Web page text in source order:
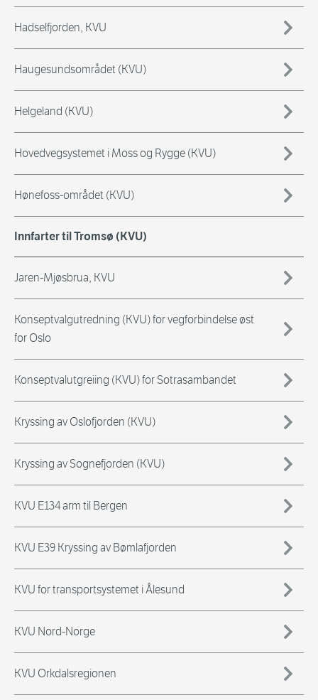
Hadselfjorden, KVU
Haugesundsområdet (KVU)
Helgeland (KVU)
Hovedvegsystemet i Moss og Rygge (KVU)
Hønefoss-området (KVU)
Innfarter til Tromsø (KVU)
Jaren-Mjøsbrua, KVU
Konseptvalgutredning (KVU) for vegforbindelse øst
for Oslo
Konseptvalutgreiing (KVU) for Sotrasambandet
Kryssing av Oslofjorden (KVU)
Kryssing av Sognefjorden (KVU)
KVU E134 arm til Bergen
KVU E39 Kryssing av Bømlafjorden
KVU for transportsystemet i Ålesund
KVU Nord-Norge
KVU Orkdalsregionen